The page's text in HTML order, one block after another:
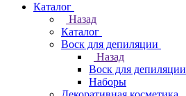
Каталог
Назад
Каталог
Воск для депиляции
Назад
Воск для депиляции
Наборы